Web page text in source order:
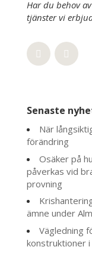
Har du behov
tjänster vi
Senaste
När
förändring
Osäker på
påverkas vid
provning
ämne under
Vägledning
konstruktioner